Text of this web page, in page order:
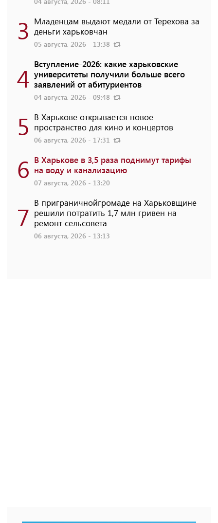
3 Младенцам выдают медали от Терехова за
деньги харьковчан
05 августа, 2026 - 13:38
4 Вступление-2026: какие харьковские
университеты получили больше всего
заявлений от абитуриентов
04 августа, 2026 - 09:48
5 В Харькове открывается новое
пространство для кино и концертов
06 августа, 2026 - 17:31
6 В Харькове в 3,5 раза поднимут тарифы
на воду и канализацию
07 августа, 2026 - 13:20
7 В приграничнойгромаде на Харьковщине
решили потратить 1,7 млн ​​гривен на
ремонт сельсовета
06 августа, 2026 - 13:13